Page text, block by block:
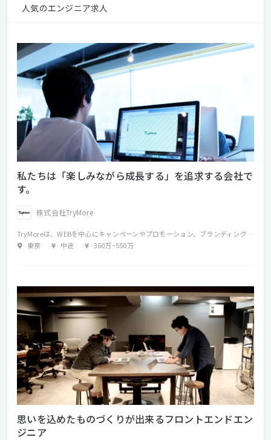
人気のエンジニア求人
私たちは「楽しみながら成長する」を追求する会社で
す。
株式会社TryMore
TryMoreは、WEBを中心にキャンペーンやプロモーション、ブランディングなどの企画・制作を行う会社です。 どんなときも、楽しんで仕事をする。 逆境に立たされても、ネガティブにならずアイデアと行動で未来をつくりだす。 それがTryMoreのポリシーです。 私たちは、 笑顔が似合うクリエイティブチームとして、日々ものづくり・ことづくりを続けています。 ・仕事内容 HTML5、CSS、JavaScriptで、キャンペーンサイトやブランドサイトおよびインタラクティブコンテンツの実装を担当していただきます。
東京
中途 360万~550万
思いを込めたものづくりが出来るフロントエンドエン
ジニア